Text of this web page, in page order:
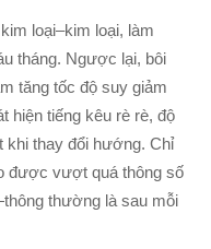
loại–kim loại, làm
tháng. Ngược lại, bôi
tăng tốc độ suy giảm
hiện tiếng kêu rè rè, độ
khi thay đổi hướng. Chỉ
được vượt quá thông số
thường là sau mỗi